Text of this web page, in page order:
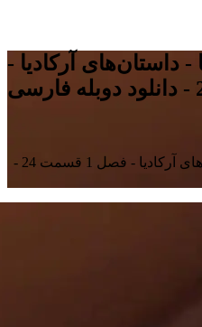
آرکادیا -
سریال غول‌کش‌ها - داستان‌های آرکادیا - فصل 1 قسمت 24 -